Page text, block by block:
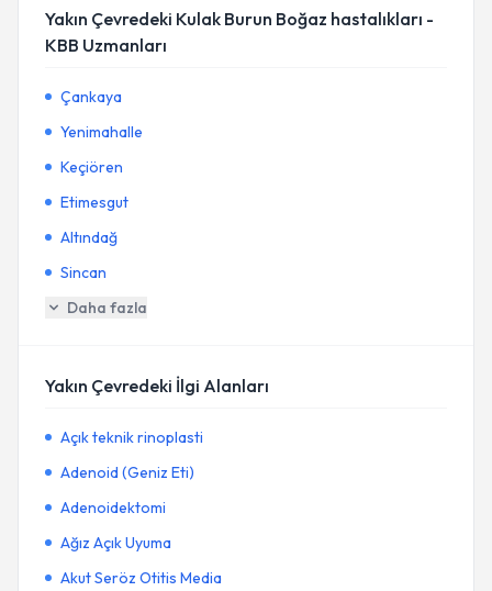
Yakın Çevredeki Kulak Burun Boğaz hastalıkları -
KBB Uzmanları
Çankaya
Yenimahalle
Keçiören
Etimesgut
Altındağ
Sincan
Daha fazla
Yakın Çevredeki İlgi Alanları
Açık teknik rinoplasti
Adenoid (Geniz Eti)
Adenoidektomi
Ağız Açık Uyuma
Akut Seröz Otitis Media